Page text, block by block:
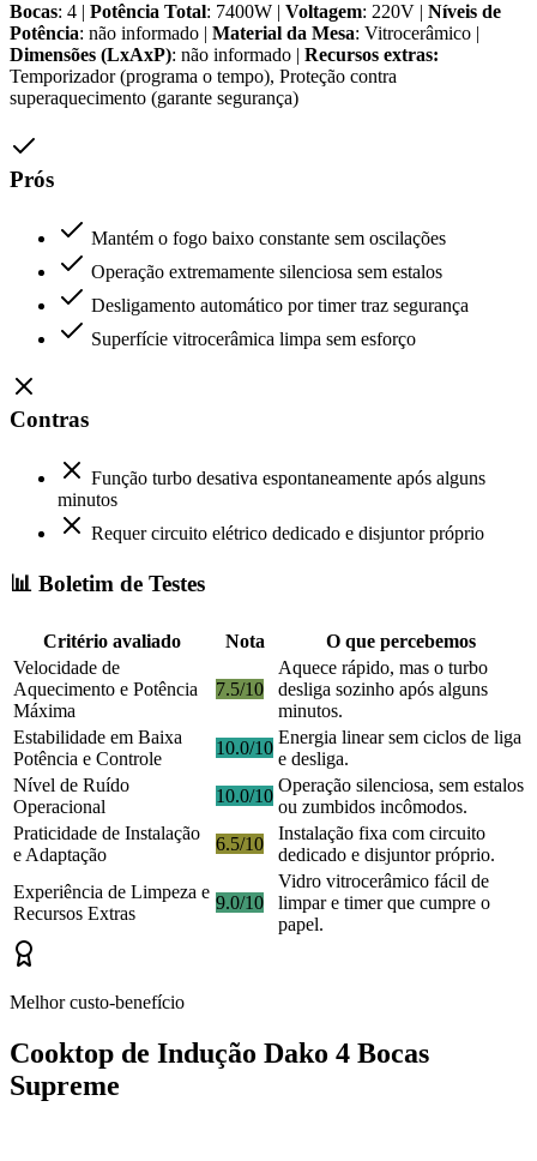
Bocas: 4 | Potência Total: 7400W | Voltagem: 220V | Níveis de
Potência: não informado | Material da Mesa: Vitrocerâmico |
Dimensões (LxAxP): não informado | Recursos extras:
Temporizador (programa o tempo), Proteção contra
superaquecimento (garante segurança)
Prós
Mantém o fogo baixo constante sem oscilações
Operação extremamente silenciosa sem estalos
Desligamento automático por timer traz segurança
Superfície vitrocerâmica limpa sem esforço
Contras
Função turbo desativa espontaneamente após alguns
minutos
Requer circuito elétrico dedicado e disjuntor próprio
📊 Boletim de Testes
Critério avaliado Nota
O que percebemos
Velocidade de
Aquecimento e Potência
Máxima
7.5/10
Aquece rápido, mas o turbo
desliga sozinho após alguns
minutos.
Estabilidade em Baixa
Potência e Controle
10.0/10
Energia linear sem ciclos de liga
e desliga.
Nível de Ruído
Operacional
10.0/10
Operação silenciosa, sem estalos
ou zumbidos incômodos.
Praticidade de Instalação
e Adaptação
6.5/10
Instalação fixa com circuito
dedicado e disjuntor próprio.
Experiência de Limpeza e
Recursos Extras
9.0/10
Vidro vitrocerâmico fácil de
limpar e timer que cumpre o
papel.
Melhor custo-benefício
Cooktop de Indução Dako 4 Bocas
Supreme